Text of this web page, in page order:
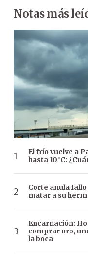
Notas más
El frío vuelve a
hasta 10°C:
Corte anula fallo
matar a su
Encarnación:
comprar oro,
la boca